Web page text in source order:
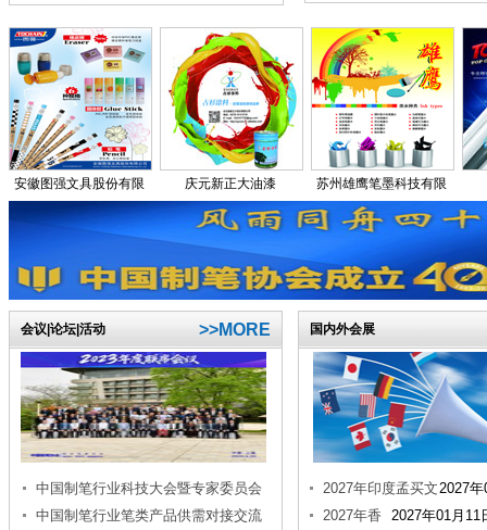
安徽图强文具股份有限
公司
庆元新正大油漆
苏州雄鹰笔墨科技有限
公司
广告 晨光米菲趣味系列 天卓水彩笔
晨光新产品 真彩新产品
会议|论坛|活动 >>MORE
中国制笔行业科技大会暨专家委员会
换届大会在北京隆重召开
中国制笔行业笔类产品供需对接交流
国内外会展
2027
2027年印度孟买文
具及办公用品展览会（
2027年01月11
2027年香